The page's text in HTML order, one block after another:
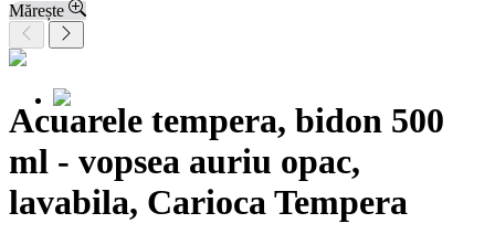
Mărește
Acuarele tempera, bidon 500
ml - vopsea auriu opac,
lavabila, Carioca Tempera